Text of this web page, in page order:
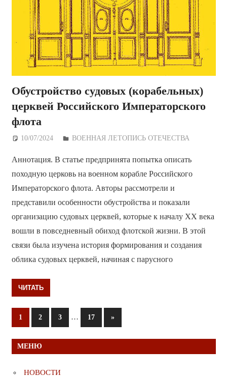
Обустройство судовых (корабельных)
церквей Российского Императорского
флота
10/07/2024 Дежурный по Редакции
ВОЕННАЯ ЛЕТОПИСЬ ОТЕЧЕСТВА
Аннотация. В статье предпринята попытка описать
походную церковь на военном корабле Российского
Императорского флота. Авторы рассмотрели и
представили особенности обустройства и показали
организацию судовых церквей, которые к началу XX века
вошли в повседневный обиход флотской жизни. В этой
связи была изучена история формирования и создания
облика судовых церквей, начиная с парусного
ЧИТАТЬ
Пагинация
записей
1 2 3 … 17
Следующие
записи
»
МЕНЮ
НОВОСТИ